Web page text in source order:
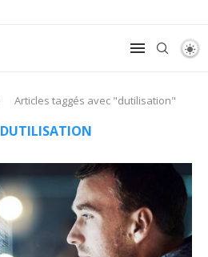
Articles taggés avec "dutilisation"
DUTILISATION